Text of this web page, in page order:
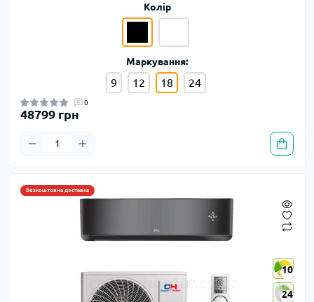
Колір
Маркування:
9 12 18 24
0
48799 грн
Безкоштовна доставка
10
24
10
24